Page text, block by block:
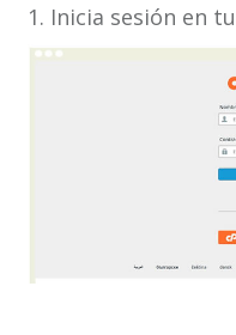
1. Inicia sesión en